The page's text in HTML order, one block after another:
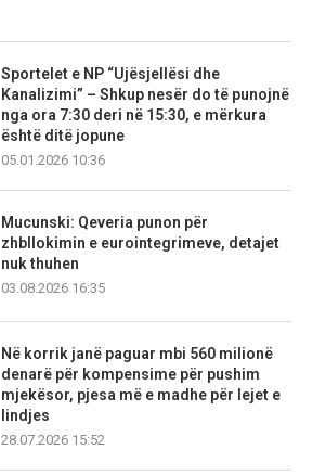
Sportelet e NP “Ujësjellësi dhe
Kanalizimi” – Shkup nesër do të punojnë
nga ora 7:30 deri në 15:30, e mërkura
është ditë jopune
05.01.2026 10:36
Mucunski: Qeveria punon për
zhbllokimin e eurointegrimeve, detajet
nuk thuhen
03.08.2026 16:35
Në korrik janë paguar mbi 560 milionë
denarë për kompensime për pushim
mjekësor, pjesa më e madhe për lejet e
lindjes
28.07.2026 15:52